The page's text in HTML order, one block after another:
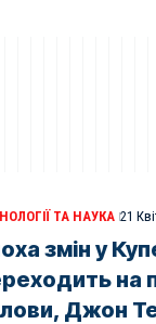
ТА НАУКА 21
змін у
на
Джон